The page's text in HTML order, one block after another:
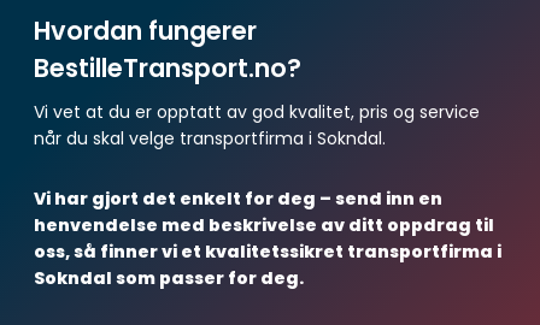
Hvordan fungerer
BestilleTransport.no?
Vi vet at du er opptatt av god kvalitet, pris og service
når du skal velge transportfirma i Sokndal.
Vi har gjort det enkelt for deg – send inn en
henvendelse med beskrivelse av ditt oppdrag til
oss, så finner vi et kvalitetssikret transportfirma i
Sokndal som passer for deg.